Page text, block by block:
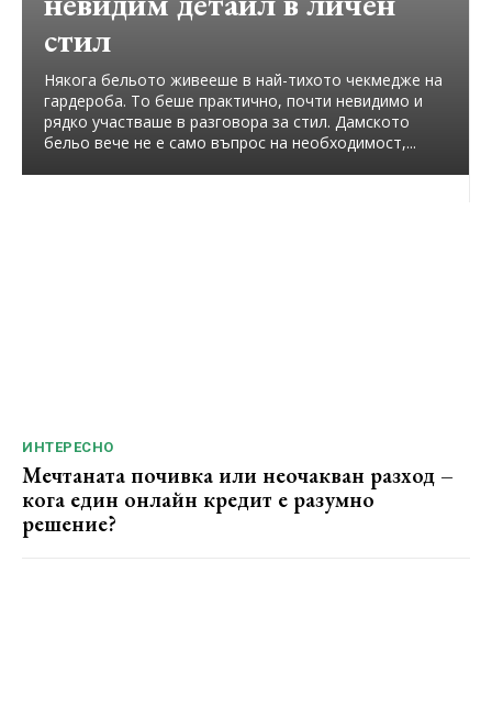
стил
Някога бельото живееше в най-тихото чекмедже на
гардероба. То беше практично, почти невидимо и
рядко участваше в разговора за стил. Дамското
бельо вече не е само въпрос на необходимост,...
ИНТЕРЕСНО
Мечтаната почивка или неочакван разход –
кога един онлайн кредит е разумно
решение?